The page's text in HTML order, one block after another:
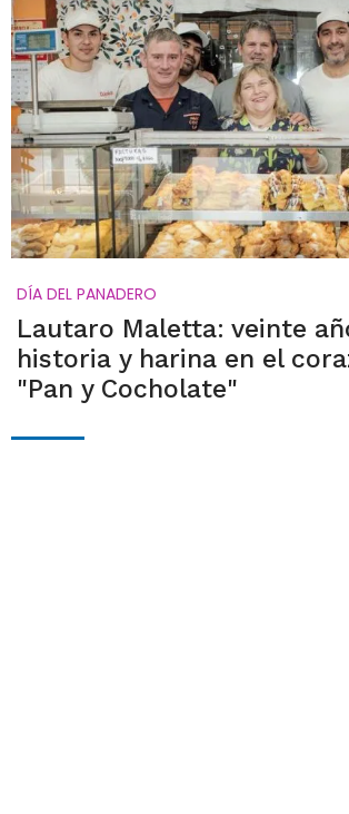
DÍA DEL PANADERO
Lautaro Maletta: veinte
historia y harina en el
"Pan y Cocholate"